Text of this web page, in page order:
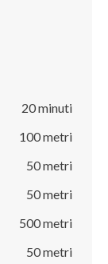
20 minuti
100 metri
50 metri
50 metri
500 metri
50 metri